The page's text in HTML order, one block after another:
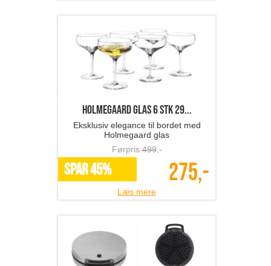
Holmegaard glas 6 stk 29...
Eksklusiv elegance til bordet med
Holmegaard glas
Førpris499,-
SPAR 45% 275,-
Læs mere